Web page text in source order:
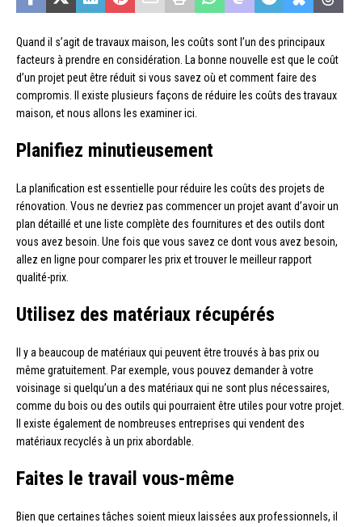
Quand il s’agit de travaux maison, les coûts sont l’un des principaux
facteurs à prendre en considération. La bonne nouvelle est que le coût
d’un projet peut être réduit si vous savez où et comment faire des
compromis. Il existe plusieurs façons de réduire les coûts des travaux
maison, et nous allons les examiner ici.
Planifiez minutieusement
La planification est essentielle pour réduire les coûts des projets de
rénovation. Vous ne devriez pas commencer un projet avant d’avoir un
plan détaillé et une liste complète des fournitures et des outils dont
vous avez besoin. Une fois que vous savez ce dont vous avez besoin,
allez en ligne pour comparer les prix et trouver le meilleur rapport
qualité-prix.
Utilisez des matériaux récupérés
Il y a beaucoup de matériaux qui peuvent être trouvés à bas prix ou
même gratuitement. Par exemple, vous pouvez demander à votre
voisinage si quelqu’un a des matériaux qui ne sont plus nécessaires,
comme du bois ou des outils qui pourraient être utiles pour votre projet.
Il existe également de nombreuses entreprises qui vendent des
matériaux recyclés à un prix abordable.
Faites le travail vous-même
Bien que certaines tâches soient mieux laissées aux professionnels, il